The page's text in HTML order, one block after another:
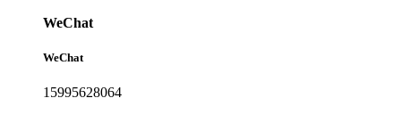
WeChat
WeChat
15995628064